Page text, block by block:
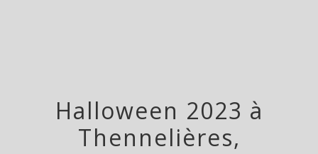
Halloween 2023 à
Thennelières,